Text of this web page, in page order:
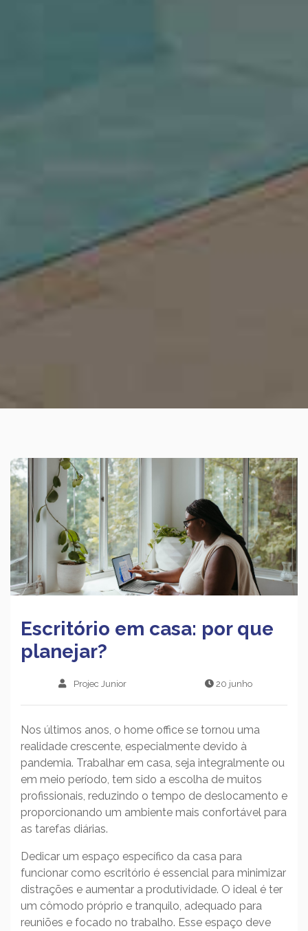
Escritório em casa: por que
planejar?
Projec Junior 20 junho
Nos últimos anos, o home office se tornou uma
realidade crescente, especialmente devido à
pandemia. Trabalhar em casa, seja integralmente ou
em meio período, tem sido a escolha de muitos
profissionais, reduzindo o tempo de deslocamento e
proporcionando um ambiente mais confortável para
as tarefas diárias.
Dedicar um espaço específico da casa para
funcionar como escritório é essencial para minimizar
distrações e aumentar a produtividade. O ideal é ter
um cômodo próprio e tranquilo, adequado para
reuniões e focado no trabalho. Esse espaço deve